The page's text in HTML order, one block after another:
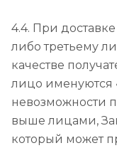
4.4. При
либо третьему
качестве
лицо именуются
невозможности
выше лицами,
который может